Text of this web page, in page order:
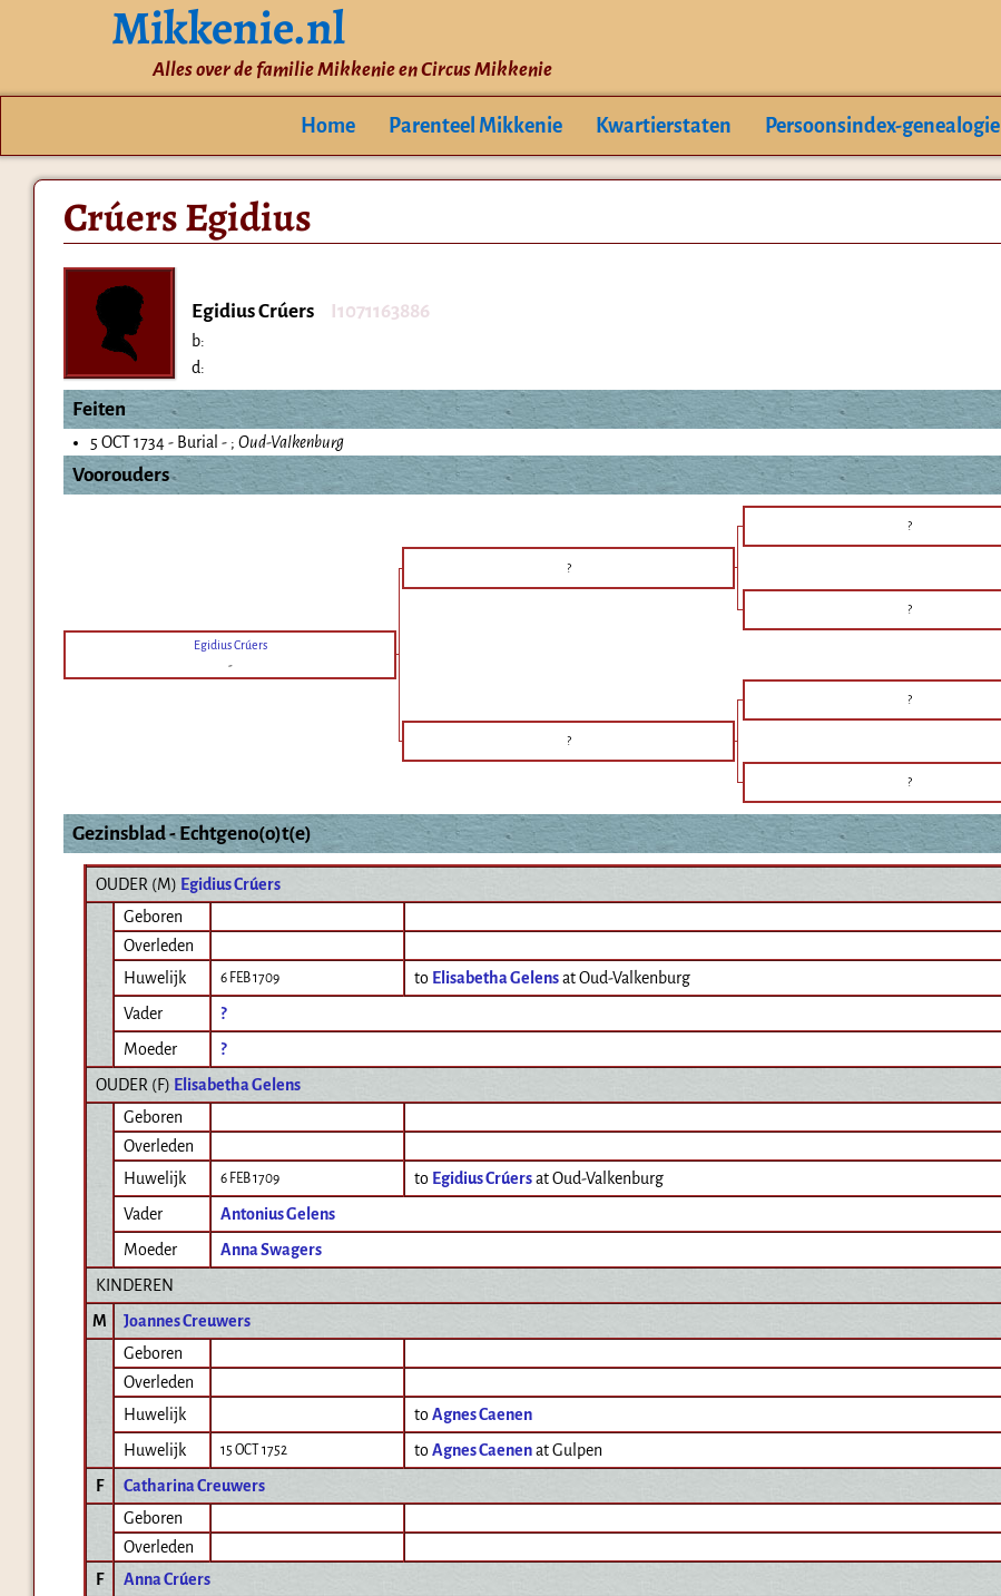
Mikkenie.nl
Alles over de familie Mikkenie en Circus Mikkenie
Home Parenteel Mikkenie Kwartierstaten Persoonsindex-genealogie
Crúers Egidius
Egidius Crúers I1071163886
b:
d:
Feiten
5 OCT 1734 - Burial - ; Oud-Valkenburg
Voorouders
?
?
?
Egidius Crúers
-
?
?
?
Gezinsblad - Echtgeno(o)t(e)
OUDER (M) Egidius Crúers
Geboren
Overleden
Huwelijk
6 FEB 1709 to Elisabetha Gelensat Oud-Valkenburg
Vader
?
Moeder
?
OUDER (F) Elisabetha Gelens
Geboren
Overleden
Huwelijk
6 FEB 1709 to Egidius Crúersat Oud-Valkenburg
Vader
Antonius Gelens
Moeder
Anna Swagers
KINDEREN
M
Joannes Creuwers
Geboren
Overleden
Huwelijk
toAgnes Caenen
Huwelijk
15 OCT 1752 toAgnes Caenenat Gulpen
F
Catharina Creuwers
Geboren
Overleden
F
Anna Crúers